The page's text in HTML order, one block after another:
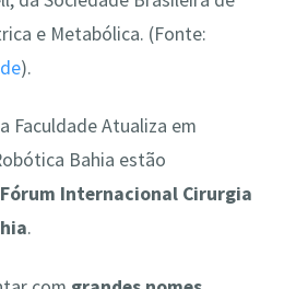
e Metabólica. (Fonte:
).
Faculdade Atualiza em
Bahia estão
Internacional Cirurgia
.